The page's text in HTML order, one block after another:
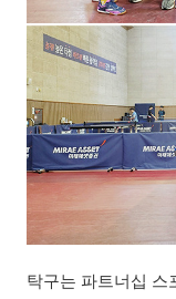
탁구는 파트너십 스